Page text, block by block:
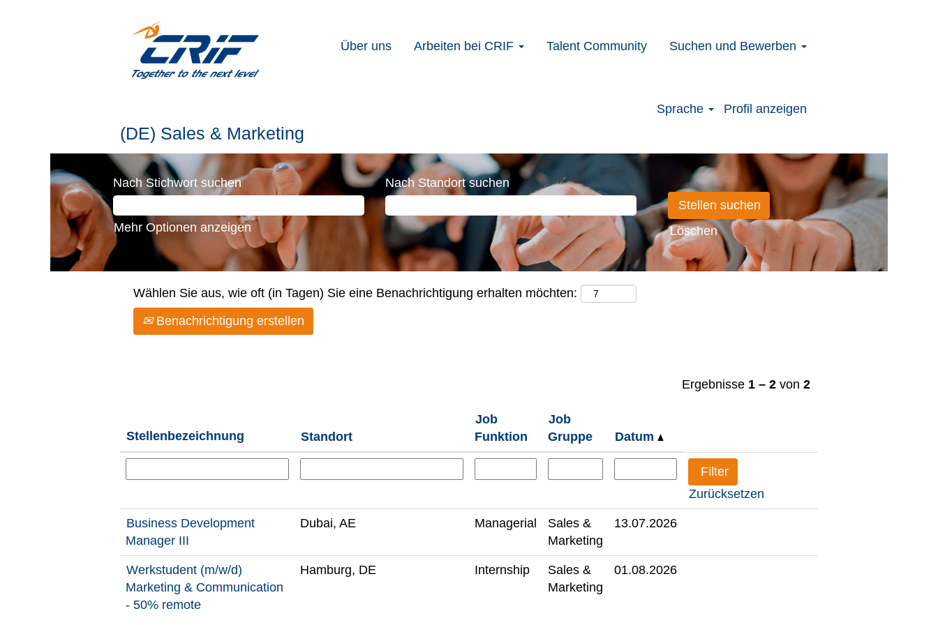
Über uns Arbeiten bei CRIF Talent Community Suchen und Bewerben
Sprache Profil anzeigen
Sales
&
Marketing
(DE) Sales & Marketing
Nach Stichwort suchen Nach Standort suchen
Mehr Optionen anzeigen Löschen
Wählen Sie aus, wie oft (in Tagen) Sie eine Benachrichtigung erhalten möchten:
Benachrichtigung erstellen
Ergebnisse 1 – 2 von 2
Stellenbezeichnung Standort
Job
Funktion
Job
Gruppe
Datum
Zurücksetzen
Business Development
Manager III
Dubai, AE Managerial
Sales &
Marketing
13.07.2026
Werkstudent (m/w/d)
Marketing & Communication
- 50% remote
Hamburg, DE Internship
Sales &
Marketing
01.08.2026